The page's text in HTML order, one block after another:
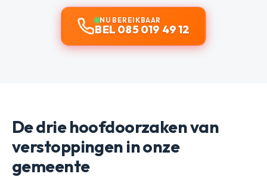
NU BEREIKBAAR
BEL 085 019 49 12
De drie hoofdoorzaken van
verstoppingen in onze
gemeente